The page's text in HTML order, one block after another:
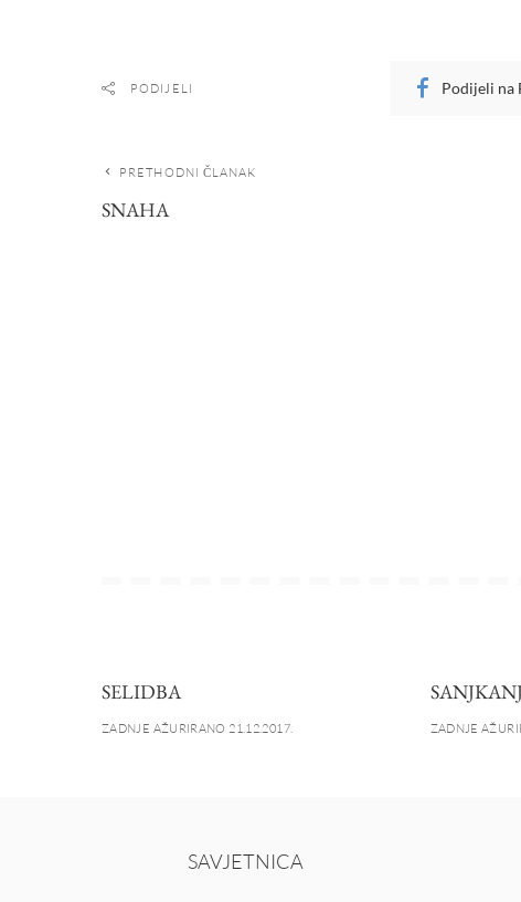
PODIJELI Podijeli na
PRETHODNI ČLANAK
SNAHA
SELIDBA
ZADNJE AŽURIRANO 21.12.2017. ZADNJE
SAVJETNICA